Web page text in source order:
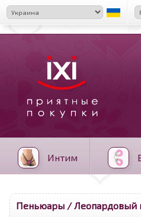
Интим
Пеньюары / Леопардовый